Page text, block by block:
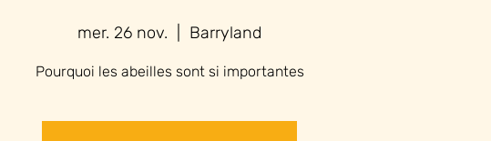
mer. 26 nov. Barryland
Pourquoi les abeilles sont si importantes